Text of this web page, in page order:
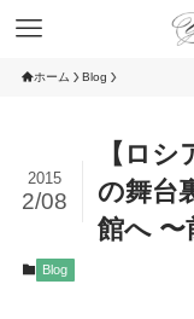
ホーム Blog
【ロ
の舞台
館へ 〜
2015
2/08
Blog